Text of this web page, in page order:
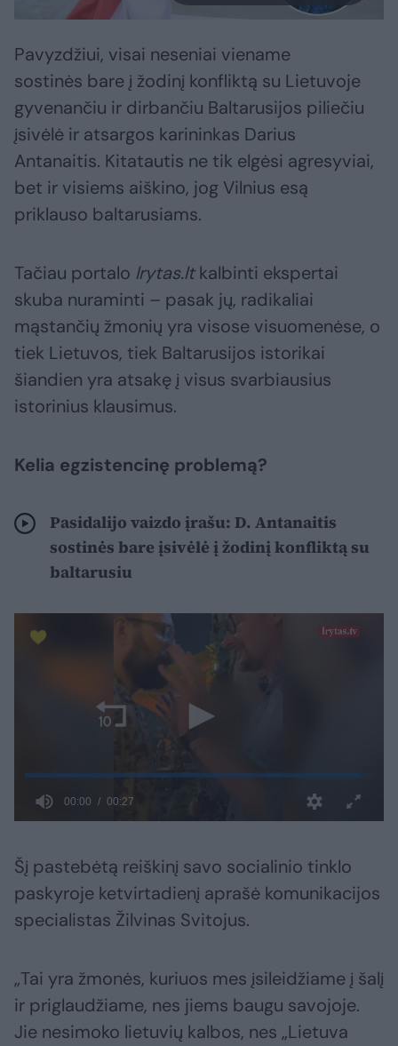
Pavyzdžiui, visai neseniai viename
sostinės bare į žodinį konfliktą su Lietuvoje
gyvenančiu ir dirbančiu Baltarusijos piliečiu
įsivėlė ir atsargos karininkas Darius
Antanaitis. Kitatautis ne tik elgėsi agresyviai,
bet ir visiems aiškino, jog Vilnius esą
priklauso baltarusiams.
Tačiau portalo lrytas.ltkalbinti ekspertai
skuba nuraminti – pasak jų, radikaliai
mąstančių žmonių yra visose visuomenėse, o
tiek Lietuvos, tiek Baltarusijos istorikai
šiandien yra atsakę į visus svarbiausius
istorinius klausimus.
Kelia egzistencinę problemą?
Pasidalijo vaizdo įrašu: D. Antanaitis
sostinės bare įsivėlė į žodinį konfliktą su
baltarusiu
Šį pastebėtą reiškinį savo socialinio tinklo
paskyroje ketvirtadienį aprašė komunikacijos
specialistas Žilvinas Svitojus.
„Tai yra žmonės, kuriuos mes įsileidžiame į šalį
ir priglaudžiame, nes jiems baugu savojoje.
Jie nesimoko lietuvių kalbos, nes „Lietuva